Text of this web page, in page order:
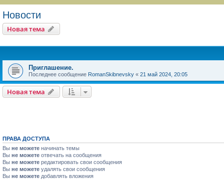
Новости
Новая тема
Приглашение.
Последнее сообщение RomanSkibnevsky « 21 май 2024, 20:05
Новая тема
ПРАВА ДОСТУПА
Вы не можете начинать темы
Вы не можете отвечать на сообщения
Вы не можете редактировать свои сообщения
Вы не можете удалять свои сообщения
Вы не можете добавлять вложения